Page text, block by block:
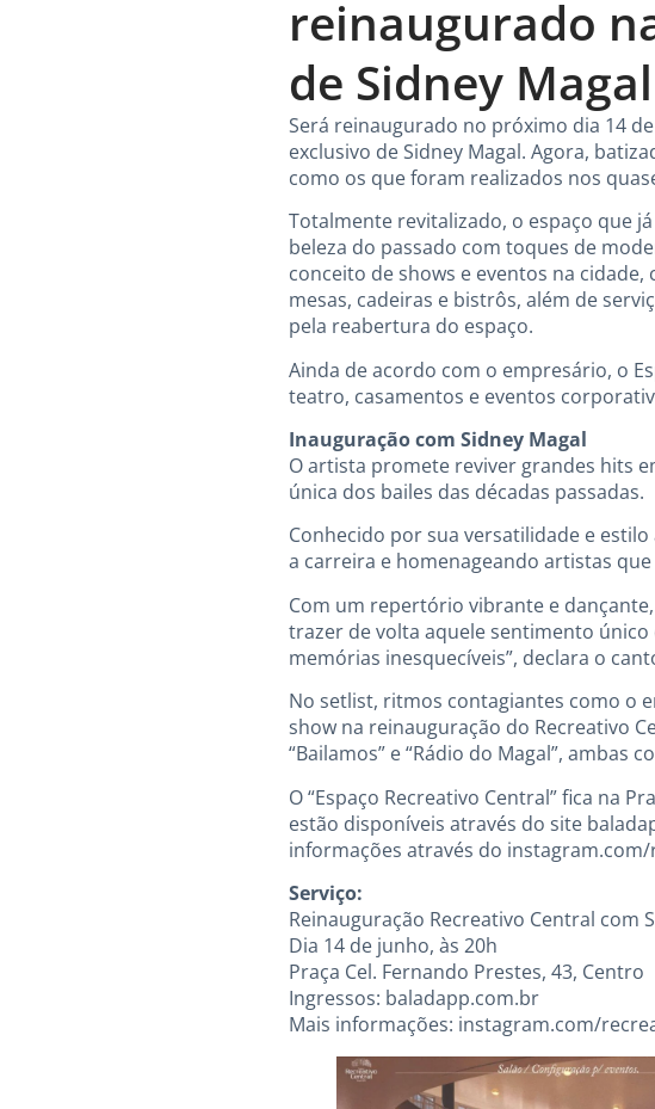
reinaugurado
de Sidney Magal
Será reinaugurado no próximo dia 14
exclusivo de Sidney Magal. Agora,
como os que foram realizados nos
Totalmente revitalizado, o espaço que
beleza do passado com toques de
conceito de shows e eventos na
mesas, cadeiras e bistrôs, além de
pela reabertura do espaço.
Ainda de acordo com o empresário, o
teatro, casamentos e eventos
Inauguração com Sidney Magal
O artista promete reviver grandes hits
única dos bailes das décadas passadas.
Conhecido por sua versatilidade e
a carreira e homenageando artistas
Com um repertório vibrante e
trazer de volta aquele sentimento
memórias inesquecíveis”, declara o
No setlist, ritmos contagiantes como o
show na reinauguração do Recreativo
“Bailamos” e “Rádio do Magal”, ambas
O “Espaço Recreativo Central” fica na
estão disponíveis através do site
informações através do
Serviço:
Reinauguração Recreativo Central com
Dia 14 de junho, às 20h
Praça Cel. Fernando Prestes, 43, Centro
Ingressos: baladapp.com.br
Mais informações: instagram.com/